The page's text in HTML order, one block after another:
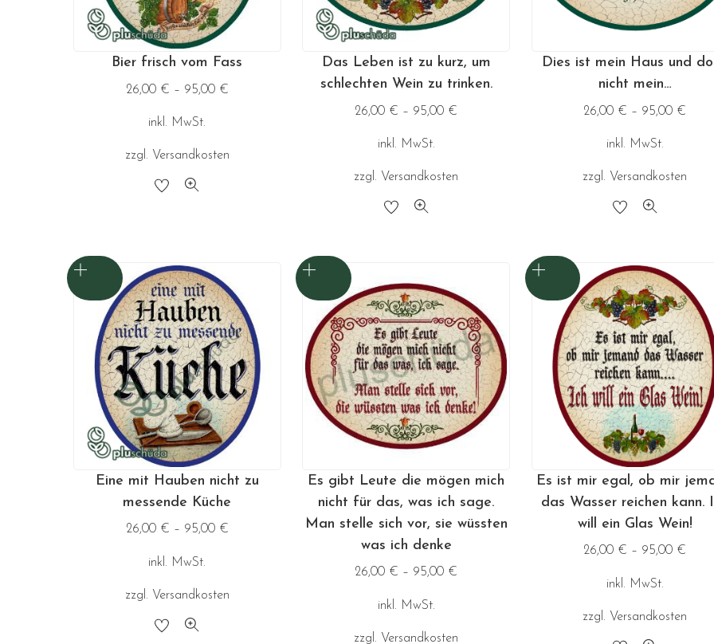
Bier frisch vom Fass
26,00 € – 95,00 €
inkl. MwSt.
zzgl. Versandkosten
Dieses
Varianten
auf.
Die
Optionen
können
auf
der
Produktseite
gewählt
werden
Das Leben ist zu kurz, um
schlechten Wein zu trinken.
26,00 € – 95,00 €
inkl. MwSt.
zzgl. Versandkosten
Dieses
Varianten
auf.
Die
Optionen
können
auf
der
gewählt
werden
Dies ist mein Haus und
nicht mein…
26,00 € – 95,00 €
inkl. MwSt.
zzgl. Versandkosten
Dieses
mehrere
Varianten
auf.
Die
Optionen
können
auf
der
Produktseite
gewählt
werden
Eine mit Hauben nicht zu
messende Küche
26,00 € – 95,00 €
inkl. MwSt.
zzgl. Versandkosten
Dieses
Es gibt Leute die mögen mich
nicht für das, was ich sage.
Man stelle sich vor, sie wüssten
was ich denke
26,00 € – 95,00 €
inkl. MwSt.
zzgl. Versandkosten
Es ist mir egal, ob mir
das Wasser reichen kann.
will ein Glas Wein!
26,00 € – 95,00 €
inkl. MwSt.
zzgl. Versandkosten